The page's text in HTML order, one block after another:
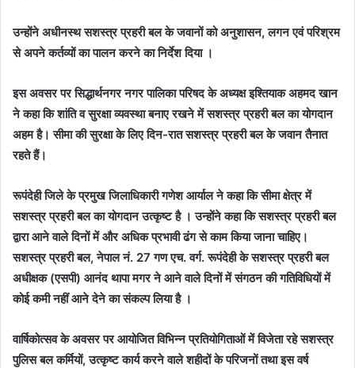
उन्होंने अधीनस्थ सशस्त्र प्रहरी बल के जवानों को अनुशासन, लगन एवं परिश्रम
से अपने कर्तव्यों का पालन करने का निर्देश दिया ।
इस अवसर पर सिद्धार्थनगर नगर पालिका परिषद के अध्यक्ष इश्तियाक अहमद खान
ने कहा कि शांति व सुरक्षा व्यवस्था बनाए रखने में सशस्त्र प्रहरी बल का योगदान
अहम है। सीमा की सुरक्षा के लिए दिन-रात सशस्त्र प्रहरी बल के जवान तैनात
रहते हैं।
रूपंदेही जिले के प्रमुख जिलाधिकारी गणेश आर्याल ने कहा कि सीमा क्षेत्र में
सशस्त्र प्रहरी बल का योगदान उत्कृष्ट है । उन्होंने कहा कि सशस्त्र प्रहरी बल
द्वारा आने वाले दिनों में और अधिक प्रभावी ढंग से काम किया जाना चाहिए।
सशस्त्र प्रहरी बल, नेपाल नं. 27 गण एच. वर्ग. रूपंदेही के सशस्त्र प्रहरी बल
अधीक्षक (एसपी) आनंद थापा मगर ने आने वाले दिनों में संगठन की गतिविधियों में
कोई कमी नहीं आने देने का संकल्प लिया है ।
वार्षिकोत्सव के अवसर पर आयोजित विभिन्न प्रतियोगिताओं में विजेता रहे सशस्त्र
पुलिस बल कर्मियों, उत्कृष्ट कार्य करने वाले शहीदों के परिजनों तथा इस वर्ष